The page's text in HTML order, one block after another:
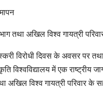
तथा अखिल विश्व गायत्री
विरोधी दिवस के अवसर पर
विश्वविद्यालय में एक
अखिल विश्व गायत्री परिवार के